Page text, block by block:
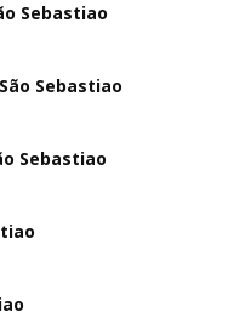
Sebastiao
Sebastiao
Sebastiao